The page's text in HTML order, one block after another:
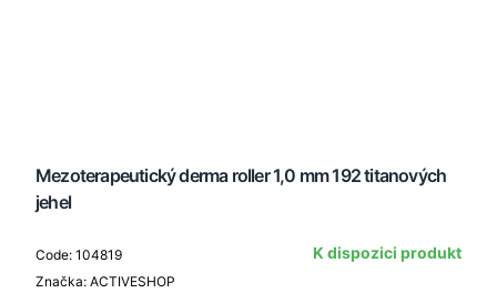
Mezoterapeutický derma roller 1,0 mm 192 titanových
jehel
Code: 104819
Značka: ACTIVESHOP
K dispozici produkt